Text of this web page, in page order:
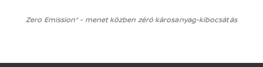
Zero Emission* - menet közben zéró károsanyag-kibocsátás